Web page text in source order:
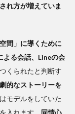
れ方が増えていま
間」に導くために
よる会話、Lineの会
くられたと判断す
的なストーリーを
モデルをしていた
入れます。 同情心